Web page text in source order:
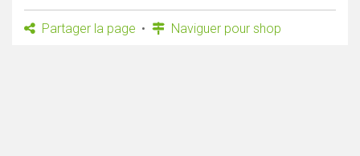
Partager la page Naviguer pour shop